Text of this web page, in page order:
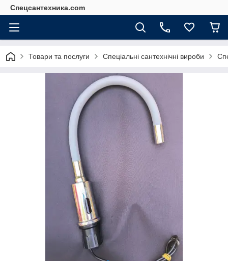
Спецсантехника.com
Товари та послуги Спеціальні сантехнічні вироби